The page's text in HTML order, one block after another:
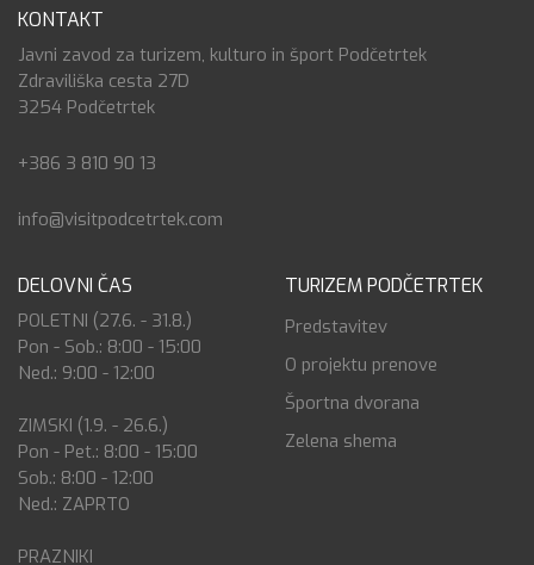
KONTAKT
Javni zavod za turizem, kulturo in šport Podčetrtek
Zdraviliška cesta 27D
3254 Podčetrtek
+386 3 810 90 13
info@visitpodcetrtek.com
DELOVNI ČAS
POLETNI (27.6. - 31.8.)
Pon - Sob.: 8:00 - 15:00
Ned.: 9:00 - 12:00
ZIMSKI (1.9. - 26.6.)
Pon - Pet.: 8:00 - 15:00
Sob.: 8:00 - 12:00
Ned.: ZAPRTO
PRAZNIKI
TURIZEM PODČETRTEK
Predstavitev
O projektu prenove
Športna dvorana
Zelena shema